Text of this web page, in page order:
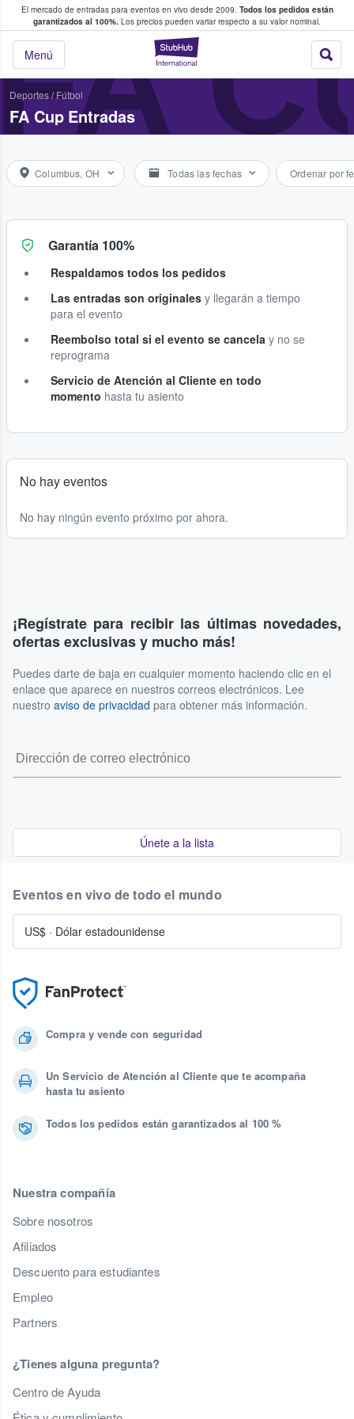
El mercado de entradas para eventos en vivo desde 2009. Todos los pedidos están
garantizados al 100%. Los precios pueden variar respecto a su valor nominal.
StubHub:
Menú
y venta de entradas entre fans
Deportes/ Fútbol
FA Cup Entradas
Columbus, OH Todas las fechas Ordenar por
Garantía 100%
Respaldamos todos los pedidos
Las entradas son originales y llegarán a tiempo
para el evento
Reembolso total si el evento se cancela y no se
reprograma
Servicio de Atención al Cliente en todo
momento hasta tu asiento
No hay eventos
No hay ningún evento próximo por ahora.
¡Regístrate para recibir las últimas novedades,
ofertas exclusivas y mucho más!
Puedes darte de baja en cualquier momento haciendo clic en el
enlace que aparece en nuestros correos electrónicos. Lee
nuestro aviso de privacidad para obtener más información.
Únete a la lista
Compra y vende con seguridad
Un Servicio de Atención al Cliente que te acompaña
hasta tu asiento
Todos los pedidos están garantizados al 100 %
Nuestra compañía
Sobre nosotros
Afiliados
Descuento para estudiantes
Empleo
Partners
¿Tienes alguna pregunta?
Centro de Ayuda
Eventos en vivo de todo el mundo
US$ · Dólar estadounidense